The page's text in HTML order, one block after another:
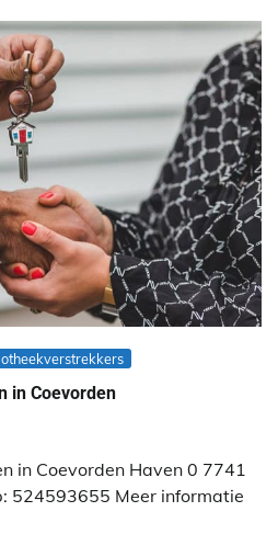
in Coevorden
in Coevorden Haven 0 7741
524593655 Meer informatie